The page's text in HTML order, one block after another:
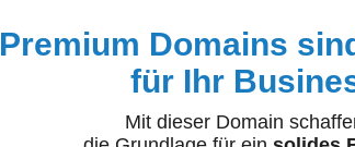
Premium Domains
für Ihr
Mit dieser Domain